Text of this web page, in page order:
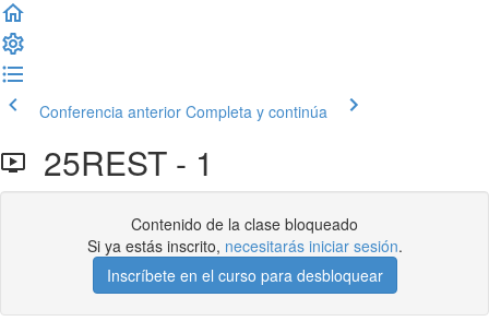
Conferencia anterior Completa y continúa
25REST - 1
Contenido de la clase bloqueado
Si ya estás inscrito, necesitarás iniciar sesión.
Inscríbete en el curso para desbloquear